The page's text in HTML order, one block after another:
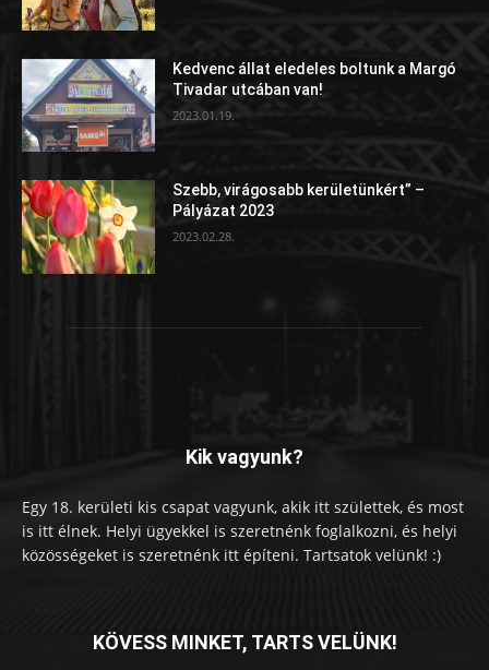
Kedvenc állat eledeles boltunk a Margó
Tivadar utcában van!
2023.01.19.
Szebb, virágosabb kerületünkért” –
Pályázat 2023
2023.02.28.
Kik vagyunk?
Egy 18. kerületi kis csapat vagyunk, akik itt születtek, és most
is itt élnek. Helyi ügyekkel is szeretnénk foglalkozni, és helyi
közösségeket is szeretnénk itt építeni. Tartsatok velünk! :)
KÖVESS MINKET, TARTS VELÜNK!